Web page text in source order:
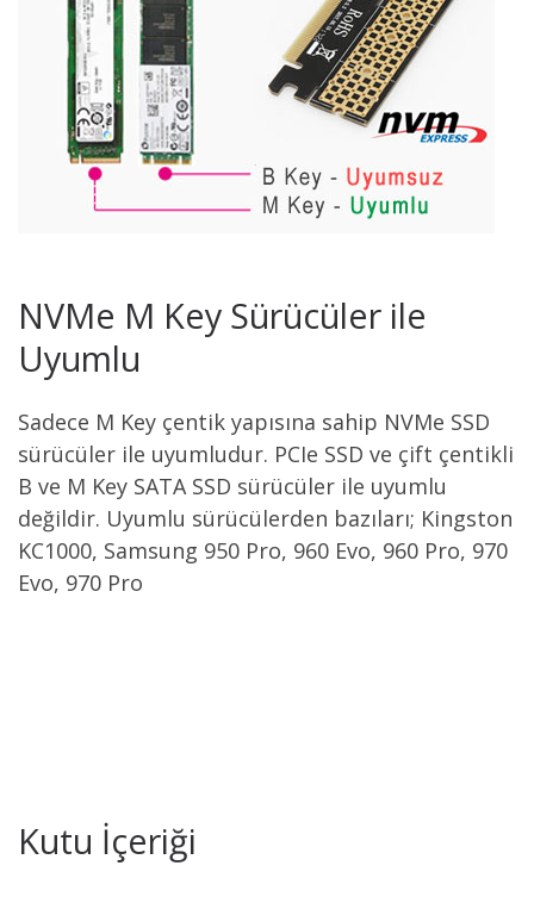
NVMe M Key Sürücüler ile
Uyumlu
Sadece M Key çentik yapısına sahip NVMe SSD
sürücüler ile uyumludur. PCIe SSD ve çift çentikli
B ve M Key SATA SSD sürücüler ile uyumlu
değildir. Uyumlu sürücülerden bazıları; Kingston
KC1000, Samsung 950 Pro, 960 Evo, 960 Pro, 970
Evo, 970 Pro
Kutu İçeriği